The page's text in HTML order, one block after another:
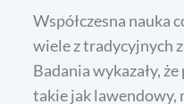
Współczesna nauka
wiele z tradycyjnych
Badania wykazały,
takie jak lawendowy,